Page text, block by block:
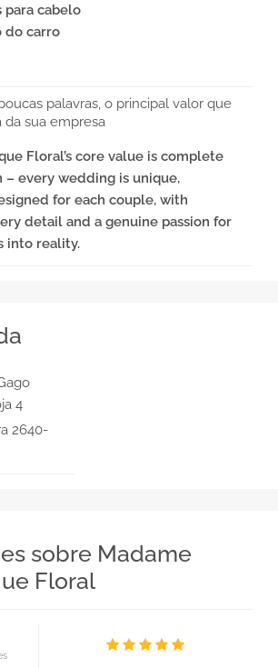
para cabelo
do carro
palavras, o principal valor que
da sua empresa
Floral’s core value is complete
– every wedding is unique,
for each couple, with
detail and a genuine passion for
into reality.
4
2640-
sobre Madame
Floral